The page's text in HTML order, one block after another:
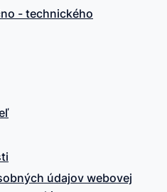
- technického
údajov webovej